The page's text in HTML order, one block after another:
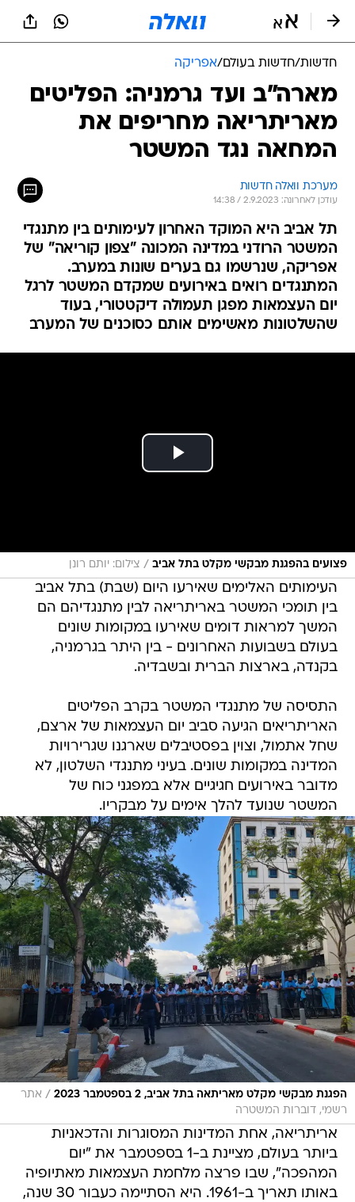
חדשות/חדשות בעולם/אפריקה
מארה"ב ועד גרמניה: הפליטים
מאריתריאה מחריפים את
המחאה נגד המשטר
מערכת וואלה חדשות
עודכן לאחרונה: 2.9.2023 / 14:38
תל אביב היא המוקד האחרון לעימותים בין מתנגדי
המשטר הרודני במדינה המכונה "צפון קוריאה" של
אפריקה, שנרשמו גם בערים שונות במערב.
המתנגדים רואים באירועים שמקדם המשטר לרגל
יום העצמאות מפגן תעמולה דיקטטורי, בעוד
שהשלטונות מאשימים אותם כסוכנים של המערב
פצועים בהפגנת מבקשי מקלט בתל אביב / צילום: יותם רונן
העימותים האלימים שאירעו היום (שבת) בתל אביב
בין תומכי המשטר באריתריאה לבין מתנגדיהם הם
המשך למראות דומים שאירעו במקומות שונים
בעולם בשבועות האחרונים - בין היתר בגרמניה,
בקנדה, בארצות הברית ובשבדיה.
התסיסה של מתנגדי המשטר בקרב הפליטים
האריתריאים הגיעה סביב יום העצמאות של ארצם,
שחל אתמול, וצוין בפסטיבלים שארגנו שגרירויות
המדינה במקומות שונים. בעיני מתנגדי השלטון, לא
מדובר באירועים חגיגיים אלא במפגני כוח של
המשטר שנועד להלך אימים על מבקריו.
הפגנת מבקשי מקלט מאריתאה בתל אביב, 2 בספטמבר 2023 / אתר
רשמי, דוברות המשטרה
אריתריאה, אחת המדינות המסוגרות והדכאניות
ביותר בעולם, מציינת ב-1 בספטמבר את "יום
המהפכה", שבו פרצה מלחמת העצמאות מאתיופיה
באותו תאריך ב-1961. היא הסתיימה כעבור 30 שנה,